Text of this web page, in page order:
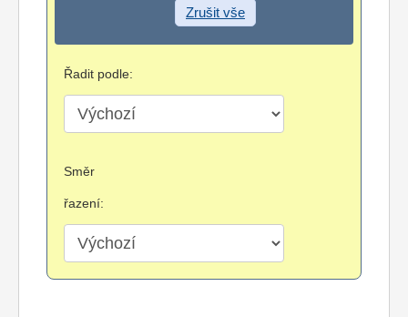
Zrušit vše
Řadit podle:
Směr
řazení: